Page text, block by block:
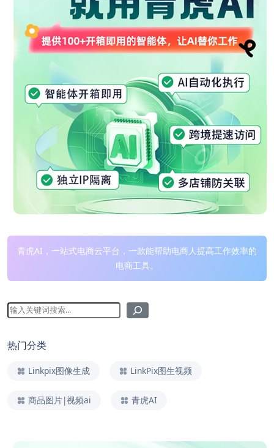
青虎AI，一站式电商云平台，一款能帮助电商人提高工作效率的
电商工具。
热门分类
Linkpix图像生成 LinkPix图生视频
商品图片|视频ai 青虎AI